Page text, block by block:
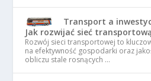
Transport a
Jak rozwijać sieć
Rozwój sieci transportowej to
na efektywność gospodarki oraz
obliczu stale rosnących …